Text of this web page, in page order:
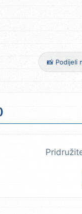
📸 Podijeli